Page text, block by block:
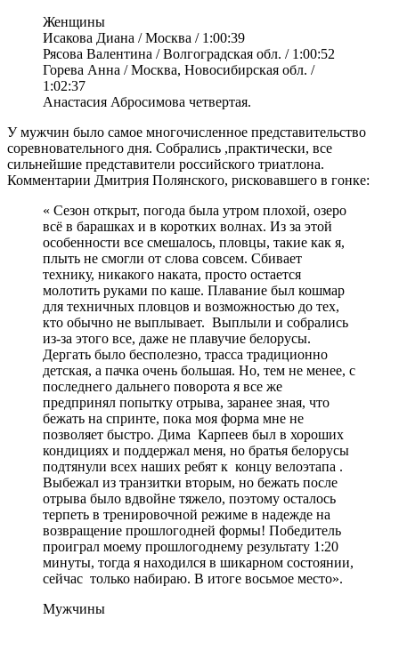
Женщины
Исакова Диана / Москва / 1:00:39
Рясова Валентина / Волгоградская обл. / 1:00:52
Горева Анна / Москва, Новосибирская обл. /
1:02:37
Анастасия Абросимова четвертая.
У мужчин было самое многочисленное представительство
соревновательного дня. Собрались ,практически, все
сильнейшие представители российского триатлона.
Комментарии Дмитрия Полянского, рисковавшего в гонке:
« Сезон открыт, погода была утром плохой, озеро
всё в барашках и в коротких волнах. Из за этой
особенности все смешалось, пловцы, такие как я,
плыть не смогли от слова совсем. Сбивает
технику, никакого наката, просто остается
молотить руками по каше. Плавание был кошмар
для техничных пловцов и возможностью до тех,
кто обычно не выплывает. Выплыли и собрались
из-за этого все, даже не плавучие белорусы.
Дергать было бесполезно, трасса традиционно
детская, а пачка очень большая. Но, тем не менее, с
последнего дальнего поворота я все же
предпринял попытку отрыва, заранее зная, что
бежать на спринте, пока моя форма мне не
позволяет быстро. Дима Карпеев был в хороших
кондициях и поддержал меня, но братья белорусы
подтянули всех наших ребят к концу велоэтапа .
Выбежал из транзитки вторым, но бежать после
отрыва было вдвойне тяжело, поэтому осталось
терпеть в тренировочной режиме в надежде на
возвращение прошлогодней формы! Победитель
проиграл моему прошлогоднему результату 1:20
минуты, тогда я находился в шикарном состоянии,
сейчас только набираю. В итоге восьмое место».
Мужчины